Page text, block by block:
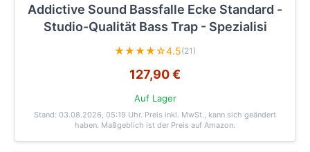
Addictive Sound Bassfalle Ecke Standard -
Studio-Qualität Bass Trap - Spezialisi
★★★★☆4.5(21)
127,90 €
Auf Lager
Stand: 03.08.2026, 05:19 Uhr. Preis inkl. MwSt., kann sich geändert
haben. Maßgeblich ist der Preis auf Amazon.